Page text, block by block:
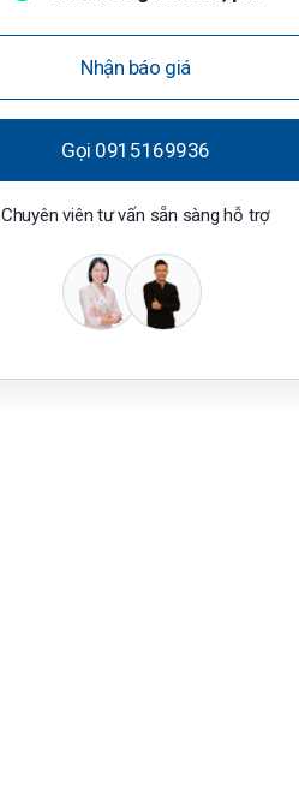
Nhận báo giá
Gọi 0915169936
Chuyên viên tư vấn sẵn sàng hỗ trợ